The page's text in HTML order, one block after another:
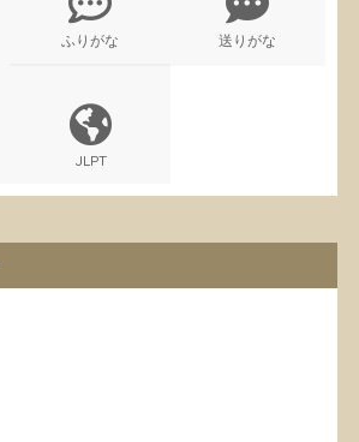
ふりがな 送りがな
JLPT